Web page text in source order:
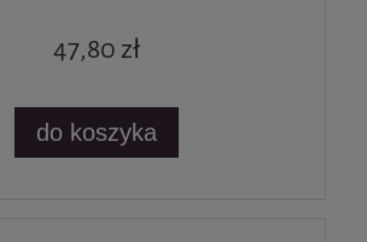
47,80 zł
do koszyka